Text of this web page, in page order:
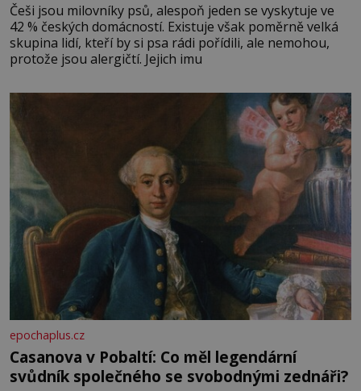
Češi jsou milovníky psů, alespoň jeden se vyskytuje ve
42 % českých domácností. Existuje však poměrně velká
skupina lidí, kteří by si psa rádi pořídili, ale nemohou,
protože jsou alergičtí. Jejich imu
epochaplus.cz
Casanova v Pobaltí: Co měl legendární
svůdník společného se svobodnými zednáři?